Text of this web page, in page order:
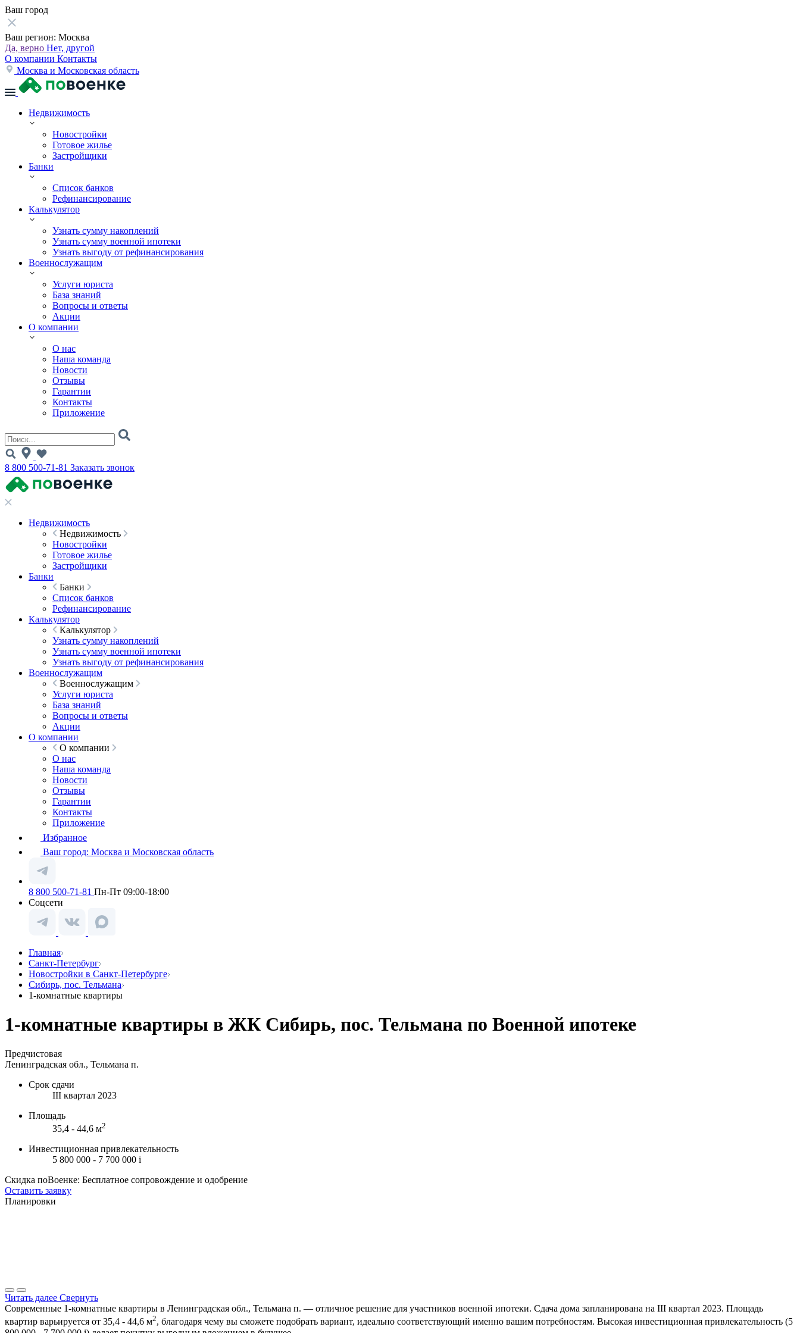
Ваш город
Ваш регион: Москва
Да, верно Нет, другой
О компании Контакты
Москва и Московская область
Недвижимость
Новостройки
Готовое жилье
Застройщики
Банки
Список банков
Рефинансирование
Калькулятор
Узнать сумму накоплений
Узнать сумму военной ипотеки
Узнать выгоду от рефинансирования
Военнослужащим
Услуги юриста
База знаний
Вопросы и ответы
Акции
О компании
О нас
Наша команда
Новости
Отзывы
Гарантии
Контакты
Приложение
8 800 500-71-81 Заказать звонок
Недвижимость
Недвижимость
Новостройки
Готовое жилье
Застройщики
Банки
Банки
Список банков
Рефинансирование
Калькулятор
Калькулятор
Узнать сумму накоплений
Узнать сумму военной ипотеки
Узнать выгоду от рефинансирования
Военнослужащим
Военнослужащим
Услуги юриста
База знаний
Вопросы и ответы
Акции
О компании
О компании
О нас
Наша команда
Новости
Отзывы
Гарантии
Контакты
Приложение
Избранное
Ваш город: Москва и Московская область
8 800 500-71-81 Пн-Пт 09:00-18:00
Соцсети
Главная
Санкт-Петербург
Новостройки в Санкт-Петербурге
Сибирь, пос. Тельмана
1-комнатные квартиры
1-комнатные квартиры в ЖК Сибирь, пос. Тельмана по Военной ипотеке
Предчистовая
Ленинградская обл., Тельмана п.
Срок сдачи
III квартал 2023
Площадь
35,4 - 44,6 м2
Инвестиционная привлекательность
5 800 000 - 7 700 000 i
Скидка поВоенке: Бесплатное сопровождение и одобрение
Оставить заявку
Планировки
Читать далее Свернуть
Современные 1-комнатные квартиры в Ленинградская обл., Тельмана п. — отличное решение для участников военной ипотеки. Сдача дома запланирована на III квартал 2023. Площадь
квартир варьируется от 35,4 - 44,6 м2, благодаря чему вы сможете подобрать вариант, идеально соответствующий именно вашим потребностям. Высокая инвестиционная привлекательность (5